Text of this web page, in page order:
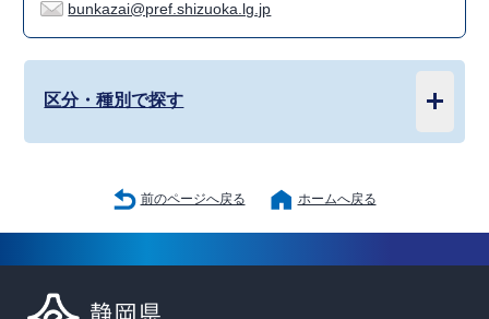
bunkazai@pref.shizuoka.lg.jp
区分・種別で探す
前のページへ戻る ホームへ戻る